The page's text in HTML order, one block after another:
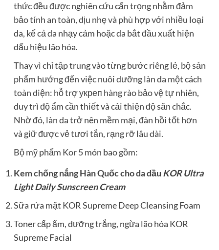
thức đều được nghiên cứu cẩn trọng nhằm đảm
bảo tính an toàn, dịu nhẹ và phù hợp với nhiều loại
da, kể cả da nhạy cảm hoặc da bắt đầu xuất hiện
dấu hiệu lão hóa.
Thay vì chỉ tập trung vào từng bước riêng lẻ, bộ sản
phẩm hướng đến việc nuôi dưỡng làn da một cách
toàn diện: hỗ trợ укреп hàng rào bảo vệ tự nhiên,
duy trì độ ẩm cần thiết và cải thiện độ săn chắc.
Nhờ đó, làn da trở nên mềm mại, đàn hồi tốt hơn
và giữ được vẻ tươi tắn, rạng rỡ lâu dài.
Bộ mỹ phẩm Kor 5 món bao gồm:
Kem chống nắng Hàn Quốc cho da dầu KOR Ultra
Light Daily Sunscreen Cream
Sữa rửa mặt KOR Supreme Deep Cleansing Foam
Toner cấp ẩm, dưỡng trắng, ngừa lão hóa KOR
Supreme Facial